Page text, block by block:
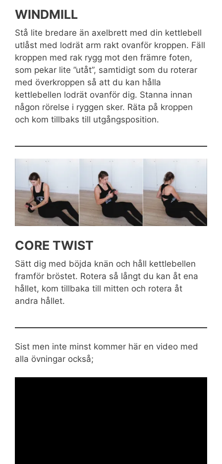
WINDMILL
Stå lite bredare än axelbrett med din kettlebell
utlåst med lodrät arm rakt ovanför kroppen. Fäll
kroppen med rak rygg mot den främre foten,
som pekar lite ”utåt”, samtidigt som du roterar
med överkroppen så att du kan hålla
kettlebellen lodrät ovanför dig. Stanna innan
någon rörelse i ryggen sker. Räta på kroppen
och kom tillbaks till utgångsposition.
CORE TWIST
Sätt dig med böjda knän och håll kettlebellen
framför bröstet. Rotera så långt du kan åt ena
hållet, kom tillbaka till mitten och rotera åt
andra hållet.
Sist men inte minst kommer här en video med
alla övningar också;